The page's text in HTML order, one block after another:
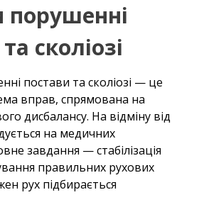
сколіозі
постави та сколіозі — це
вправ, спрямована на
дисбалансу. На відміну від
на медичних
завдання — стабілізація
правильних рухових
рух підбирається